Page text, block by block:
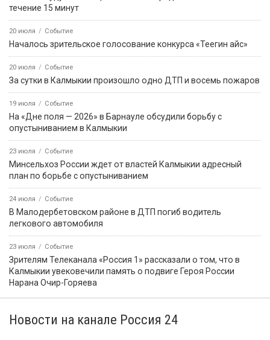
течение 15 минут
20 июля Событие
Началось зрительское голосование конкурса «Теегин айс»
20 июля Событие
За сутки в Калмыкии произошло одно ДТП и восемь пожаров
19 июля Событие
На «Дне поля — 2026» в Барнауле обсудили борьбу с
опустыниванием в Калмыкии
23 июля Событие
Минсельхоз России ждет от властей Калмыкии адресный
план по борьбе с опустыниванием
24 июля Событие
В Малодербетовском районе в ДТП погиб водитель
легкового автомобиля
23 июля Событие
Зрителям Телеканала «Россия 1» рассказали о том, что в
Калмыкии увековечили память о подвиге Героя России
Нарана Очир-Горяева
Новости на канале Россия 24